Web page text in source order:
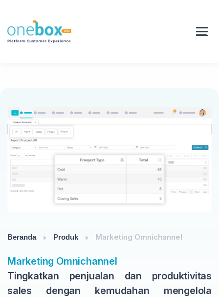
Beranda Produk Marketing Omnichannel
Marketing Omnichannel
Tingkatkan penjualan dan produktivitas
sales dengan kemudahan mengelola